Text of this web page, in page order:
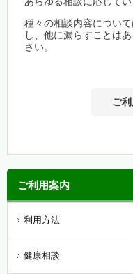
種々の相談内容につい
し、他に漏らすことは
さい。
ご
ご利用案内
利用方法
健康相談